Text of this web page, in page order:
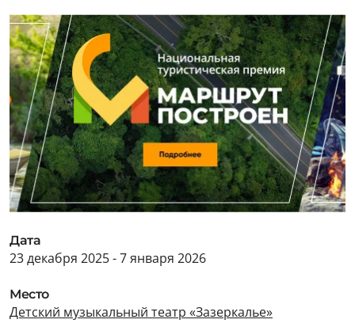
Дата
23 декабря 2025 - 7 января 2026
Место
Детский музыкальный театр «Зазеркалье»